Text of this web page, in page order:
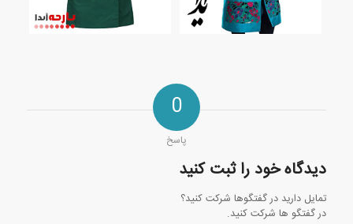
0
پاسخ
دیدگاه خود را ثبت کنید
تمایل دارید در گفتگوها شرکت کنید؟
در گفتگو ها شرکت کنید.